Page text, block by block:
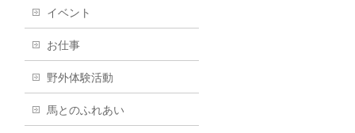
イベント
お仕事
野外体験活動
馬とのふれあい